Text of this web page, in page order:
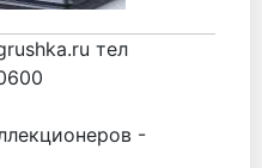
тел
-